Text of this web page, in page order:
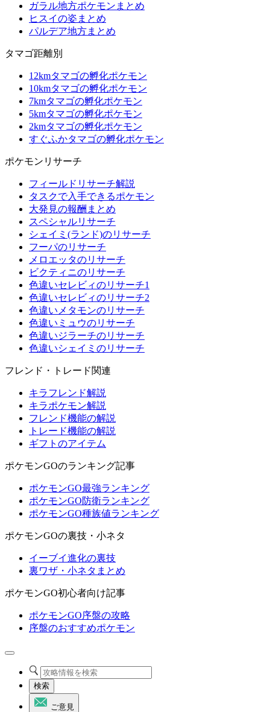
ガラル地方ポケモンまとめ
ヒスイの姿まとめ
パルデア地方まとめ
タマゴ距離別
12kmタマゴの孵化ポケモン
10kmタマゴの孵化ポケモン
7kmタマゴの孵化ポケモン
5kmタマゴの孵化ポケモン
2kmタマゴの孵化ポケモン
すぐふかタマゴの孵化ポケモン
ポケモンリサーチ
フィールドリサーチ解説
タスクで入手できるポケモン
大発見の報酬まとめ
スペシャルリサーチ
シェイミ(ランド)のリサーチ
フーパのリサーチ
メロエッタのリサーチ
ビクティニのリサーチ
色違いセレビィのリサーチ1
色違いセレビィのリサーチ2
色違いメタモンのリサーチ
色違いミュウのリサーチ
色違いジラーチのリサーチ
色違いシェイミのリサーチ
フレンド・トレード関連
キラフレンド解説
キラポケモン解説
フレンド機能の解説
トレード機能の解説
ギフトのアイテム
ポケモンGOのランキング記事
ポケモンGO最強ランキング
ポケモンGO防衛ランキング
ポケモンGO種族値ランキング
ポケモンGOの裏技・小ネタ
イーブイ進化の裏技
裏ワザ・小ネタまとめ
ポケモンGO初心者向け記事
ポケモンGO序盤の攻略
序盤のおすすめポケモン
検索
ご意見